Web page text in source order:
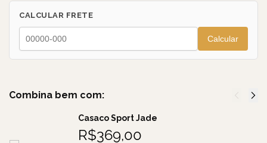
CALCULAR FRETE
Calcular
Combina bem com:
Casaco Sport Jade
R$369,00